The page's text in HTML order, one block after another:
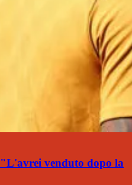
"L'avrei venduto dopo la